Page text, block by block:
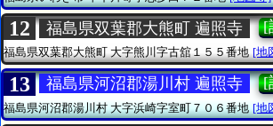
12 福島県双葉郡大熊町 遍照寺 [
福島県双葉郡大熊町大字熊川字古舘１５５番地 [地
13 福島県河沼郡湯川村 遍照寺 [
福島県河沼郡湯川村大字浜崎字室町７０６番地 [地